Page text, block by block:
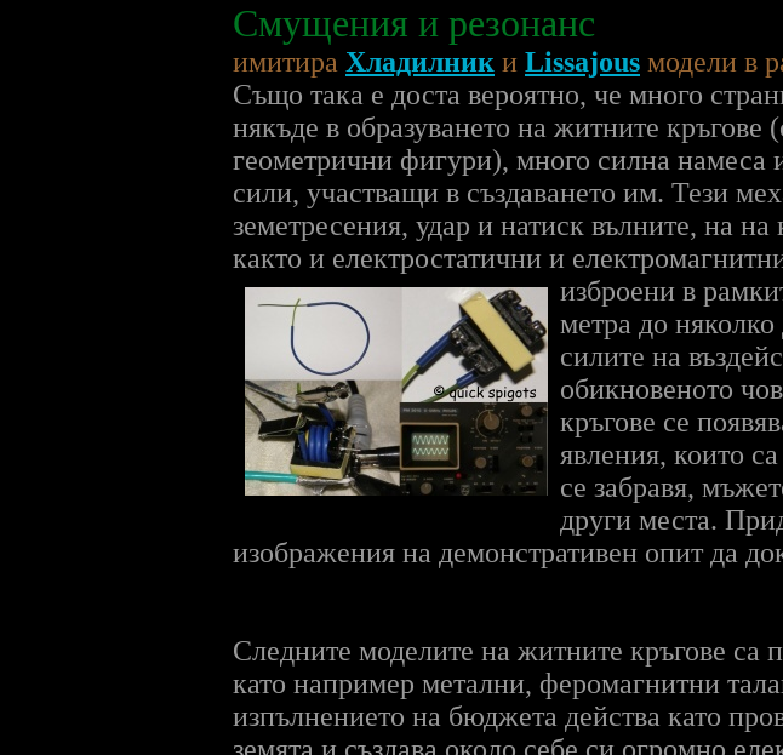
Смущения и резонанс
имитира Хладилник и Lissajous модели в
Също така е доста вероятно, че много
някъде в образуването на житните кръгове
геометрични фигури), много силна намеса
сили, участващи в създаването им. Тези
земетресения, удар и натиск вълните, на
както и електростатични и
изброени в
метра до няколко
силите на
обикновеното
кръгове се
явления, които
се забравя,
други места.
изображения на демонстративен опит да
Следните моделите на житните кръгове са
като например метални, феромагнитни
изпълнението на бюджета действа като